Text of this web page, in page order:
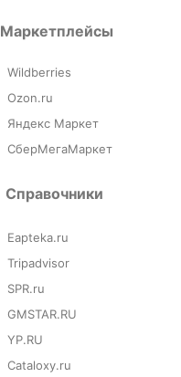
Справочники
Eapteka.ru
Tripadvisor
SPR.ru
GMSTAR.RU
YP.RU
Cataloxy.ru
Маркетплейсы
Wildberries
Ozon.ru
Яндекс Маркет
СберМегаМаркет